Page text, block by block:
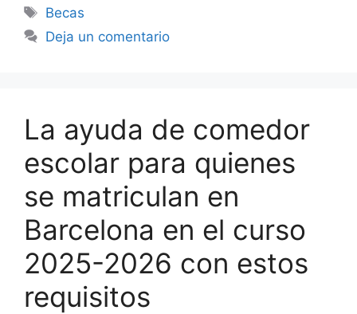
Etiquetas
Becas
Deja un comentario
La ayuda de comedor
escolar para quienes
se matriculan en
Barcelona en el curso
2025-2026 con estos
requisitos